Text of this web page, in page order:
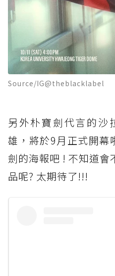
Source/IG@theblacklabel
另外朴寶劍代言的沙
雄，將於9月正式開幕
劍的海報吧 ! 不知道會
品呢? 太期待了!!!